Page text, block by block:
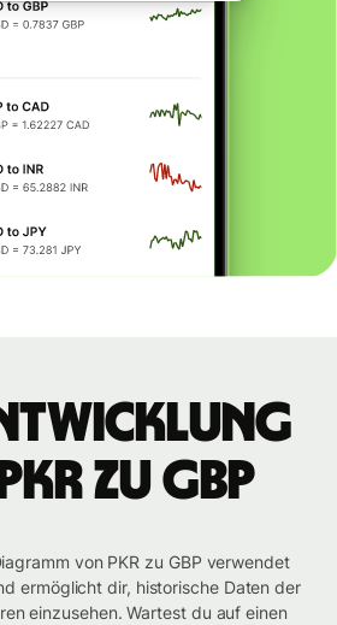
zu GBP
von PKR zu GBP verwendet
ermöglicht dir, historische Daten der
einzusehen. Wartest du auf einen